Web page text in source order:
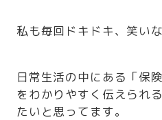
私も毎回ドキドキ、笑い
日常生活の中にある「保
をわかりやすく伝えられ
たいと思ってます。